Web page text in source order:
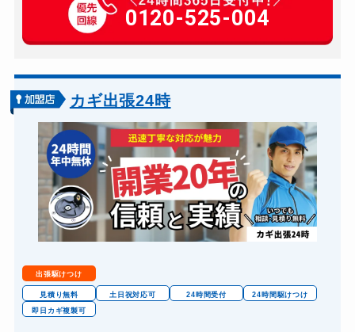
玄関カギ修理 別途お見積り
玄関カギ交換 別途お見積り
バイクカギ開け
バイクカギ作成 要確認
スーツケースカギ開け 要確認
金庫カギ開け 要確認
ロッカーカギ開け 要確認
0120-525-004
カギ出張24時
出張駆けつけ
見積り無料 土日祝対応可 24時間受付
24時間駆けつけ
即日カギ複製可